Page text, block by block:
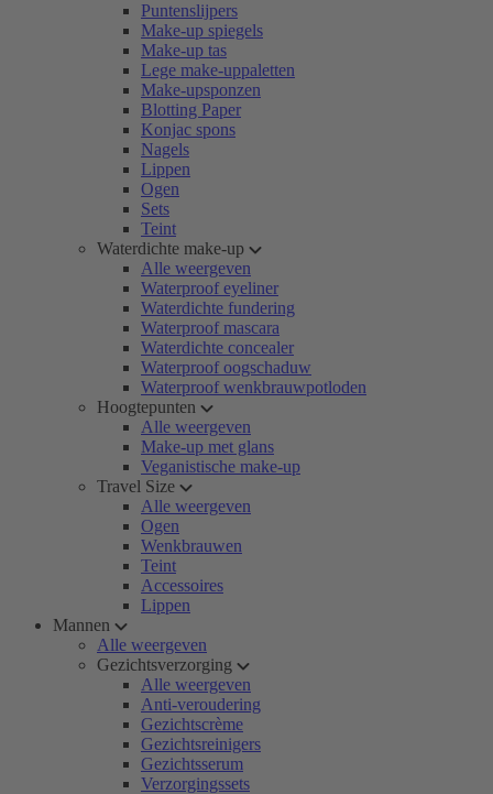
Puntenslijpers
Make-up spiegels
Make-up tas
Lege make-uppaletten
Make-upsponzen
Blotting Paper
Konjac spons
Nagels
Lippen
Ogen
Sets
Teint
Waterdichte make-up
Alle weergeven
Waterproof eyeliner
Waterdichte fundering
Waterproof mascara
Waterdichte concealer
Waterproof oogschaduw
Waterproof wenkbrauwpotloden
Hoogtepunten
Alle weergeven
Make-up met glans
Veganistische make-up
Travel Size
Alle weergeven
Ogen
Wenkbrauwen
Teint
Accessoires
Lippen
Mannen
Alle weergeven
Gezichtsverzorging
Alle weergeven
Anti-veroudering
Gezichtscrème
Gezichtsreinigers
Gezichtsserum
Verzorgingssets